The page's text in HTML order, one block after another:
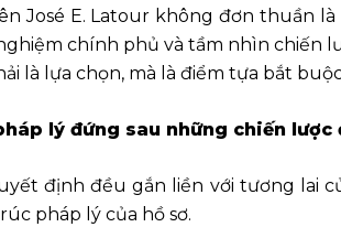
José E. Latour không đơn thuần
chính phủ và tầm nhìn chiến
là lựa chọn, mà là điểm tựa bắt
lý đứng sau những chiến
định đều gắn liền với tương lai
pháp lý của hồ sơ.